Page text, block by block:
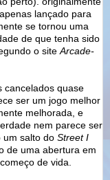
apenas lançado para
se tornou uma
de que tenha sido
o site Arcade-
cancelados quase
ser um jogo melhor
melhorada, e
nem parece ser
um salto do Street I
de uma abertura em
de vida.